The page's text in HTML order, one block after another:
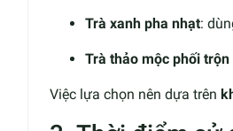
Trà xanh pha nhạt:
Trà thảo mộc phối
Việc lựa chọn nên dựa trên